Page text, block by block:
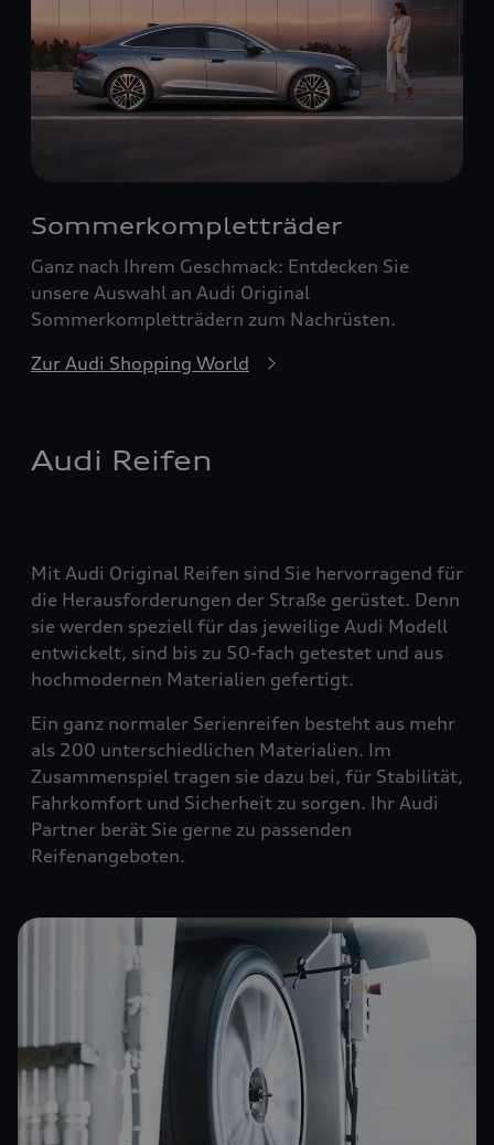
Sommerkompletträder
Ganz nach Ihrem Geschmack: Entdecken Sie
unsere Auswahl an Audi Original
Sommerkompletträdern zum Nachrüsten.
Zur Audi Shopping World
Audi Reifen
Mit Audi Original Reifen sind Sie hervorragend für
die Herausforderungen der Straße gerüstet. Denn
sie werden speziell für das jeweilige Audi Modell
entwickelt, sind bis zu 50-fach getestet und aus
hochmodernen Materialien gefertigt.
Ein ganz normaler Serienreifen besteht aus mehr
als 200 unterschiedlichen Materialien. Im
Zusammenspiel tragen sie dazu bei, für Stabilität,
Fahrkomfort und Sicherheit zu sorgen. Ihr Audi
Partner berät Sie gerne zu passenden
Reifenangeboten.